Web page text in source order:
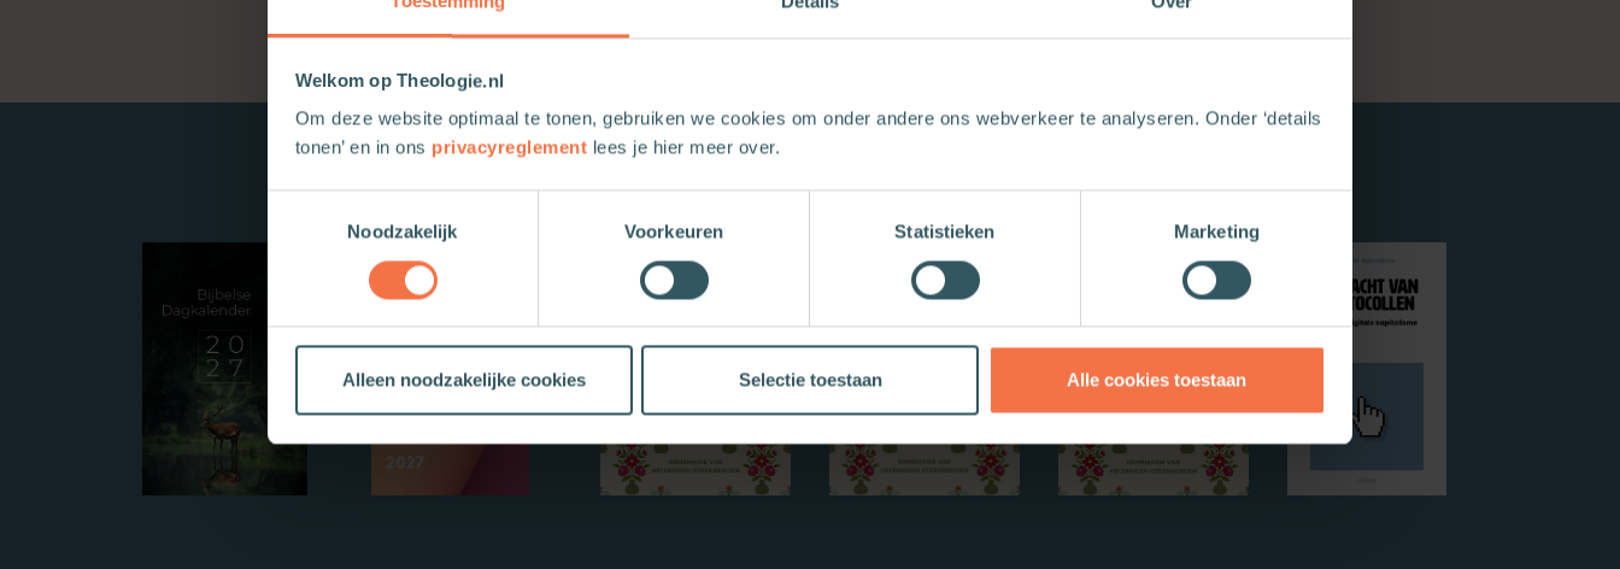
Welkom op Theologie.nl
Om deze website optimaal te tonen, gebruiken we cookies om onder andere ons webverkeer te analyseren. Onder ‘details
tonen’ en in ons privacyreglement lees je hier meer over.
Noodzakelijk
Voorkeuren Statistieken Marketing
Alleen noodzakelijke cookies Selectie toestaan Alle cookies toestaan